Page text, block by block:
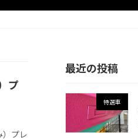
プ
）プレ
最近の投稿
特選車